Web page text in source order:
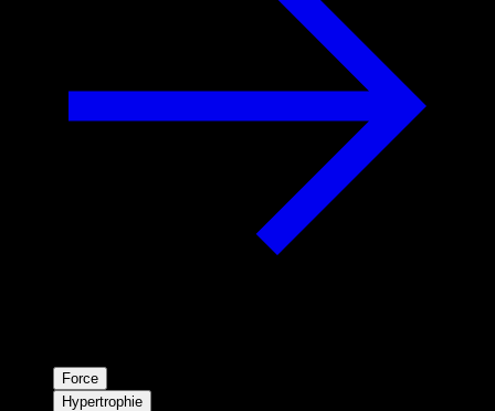
Force
Hypertrophie